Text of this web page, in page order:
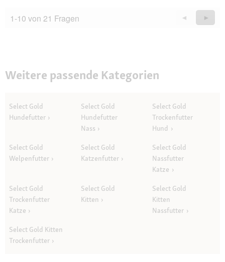
1-10 von 21 Fragen
Zurück
Questions
◄
Weiter
►
Weitere passende Kategorien
Select Gold
Hundefutter
Select Gold
Hundefutter
Nass
Select Gold
Trockenfutter
Hund
Select Gold
Welpenfutter
Select Gold
Katzenfutter
Select Gold
Nassfutter
Katze
Select Gold
Trockenfutter
Katze
Select Gold
Kitten
Select Gold
Kitten
Nassfutter
Select Gold Kitten
Trockenfutter